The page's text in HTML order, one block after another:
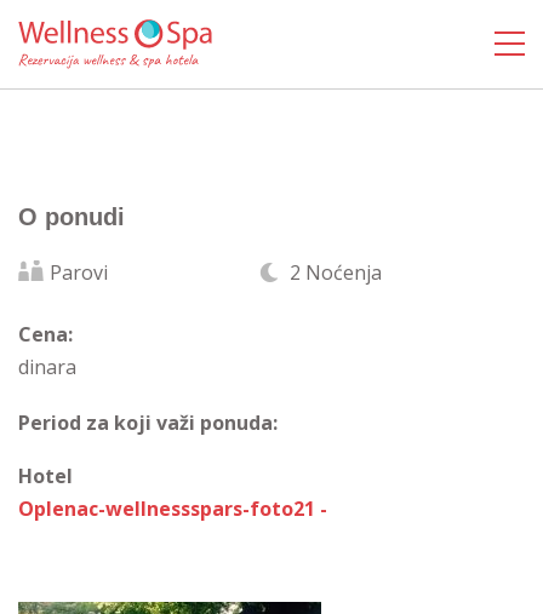
O ponudi
Parovi 2 Noćenja
Cena:
dinara
Period za koji važi ponuda:
Hotel
Oplenac-wellnessspars-foto21 -